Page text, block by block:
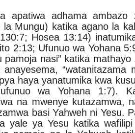
apatiwa adhama ambazo
la Mungu) katika agano la
Hosea 13:14)
2:13; Ufunuo wa Yohana
pamoja nasi” katika
anayesema, “watanitazama
haya yanatumika kwa
wa Yohana 1:7).
na mwenye kutazamwa,
basi Yahweh ni Yesu.
yale ya Yesu katika